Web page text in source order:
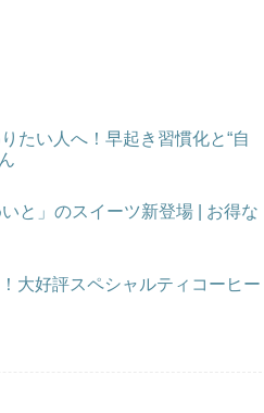
たい人へ！早起き習慣化と“自
と」のスイーツ新登場 | お得な
大好評スペシャルティコーヒー